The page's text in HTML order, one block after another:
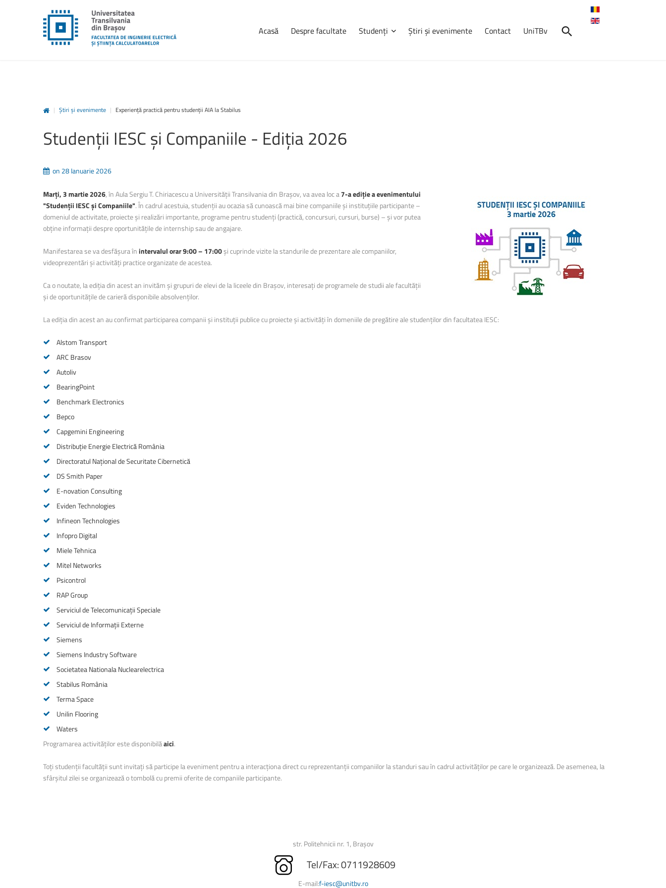
Acasă Despre facultate Studenți
unitbv.ro
Accesează pagina dedicată studenților, pe
www.unitbv.ro. Vei găsi informații complete
www.unitbv.ro
Erasmus
Cazări
Anunțuri
Secretariat
practicăpentru
studenții laStabilus
Știri și evenimente Contact UniTBv
| Știri și evenimente | Experiență practică pentru studenții AIA la Stabilus
Studenții IESCși Companiile - Ediția 2026
on 28 Ianuarie 2026
Marți, 3 martie 2026, în Aula Sergiu T. Chiriacescu a Universității Transilvania din Brașov, va avea loc a7-a ediție a evenimentului
"Studenții IESC și Companiile". În cadrul acestuia, studenții au ocazia să cunoască mai bine companiile și instituțiile participante –
domeniul de activitate, proiecte și realizări importante, programe pentru studenți (practică, concursuri, cursuri, burse) – și vor putea
obține informații despre oportunitățile de internship sau de angajare.
Manifestarea se va desfășura înintervalul orar 9:00 – 17:00și cuprinde vizite la standurile de prezentare ale companiilor,
videoprezentări și activități practice organizate de acestea.
Ca o noutate, la ediția din acest an invităm și grupuri de elevi de la liceele din Brașov, interesați de programele de studii ale facultății
și de oportunitățile de carieră disponibile absolvenților.
La ediția din acest an au confirmat participarea companii și instituții publice cu proiecte și activități în domeniile de pregătire ale studenților din facultatea IESC:
Alstom Transport
ARC Brasov
Autoliv
BearingPoint
Benchmark Electronics
Bepco
Capgemini Engineering
Distribuție Energie Electrică România
Directoratul Național de Securitate Cibernetică
DS Smith Paper
E-novation Consulting
Eviden Technologies
Infineon Technologies
Infopro Digital
Miele Tehnica
Mitel Networks
Psicontrol
RAP Group
Serviciul de Telecomunicații Speciale
Serviciul de Informații Externe
Siemens
Siemens Industry Software
Societatea Nationala Nuclearelectrica
Stabilus România
Terma Space
Unilin Flooring
Waters
Programarea activităților este disponibilăaici.
Toți studenții facultății sunt invitați să participe la eveniment pentru a interacționa direct cu reprezentanții companiilor la standuri sau în cadrul activităților pe care le organizează. De asemenea, la
sfârșitul zilei se organizează o tombolă cu premii oferite de companiile participante.
str. Politehnicii nr. 1, Brașov
Tel/Fax: 0711928609
E-mail:f-iesc@unitbv.ro